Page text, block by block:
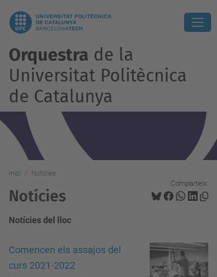
Orquestra de la
Universitat Politècnica
de Catalunya
Inici Notícies
Comparteix:
Notícies
Notícies del lloc
Comencen els assajos del
curs 2021-2022